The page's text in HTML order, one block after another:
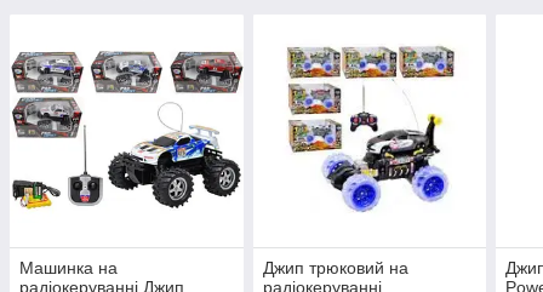
Машинка на
радіокеруванні Джип
Джип трюковий на
радіокеруванні